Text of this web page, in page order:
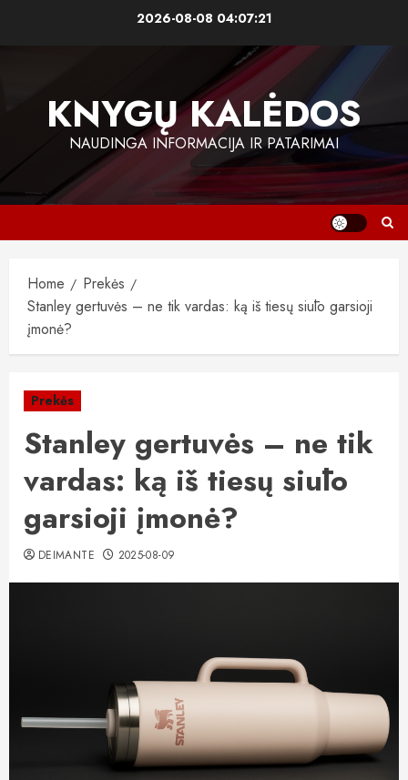
2026-08-08 04:07:22
KNYGŲ KALĖDOS
NAUDINGA INFORMACIJA IR PATARIMAI
Home
Prekės
Stanley gertuvės – ne tik vardas: ką iš tiesų siūlo garsioji
įmonė?
Prekės
Stanley gertuvės – ne tik
vardas: ką iš tiesų siūlo
garsioji įmonė?
DEIMANTE 2025-08-09